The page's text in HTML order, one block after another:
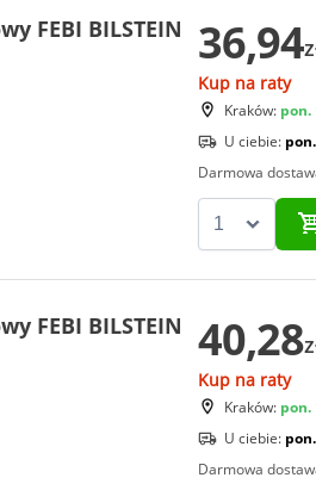
FEBI BILSTEIN
36,94
Kup na raty
Kraków: pon.
U ciebie:
Darmowa
FEBI BILSTEIN
40,28
Kup na raty
Kraków: pon.
U ciebie:
Darmowa